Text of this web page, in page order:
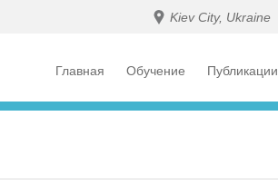
Kiev City, Ukraine
Главная Обучение Публикации